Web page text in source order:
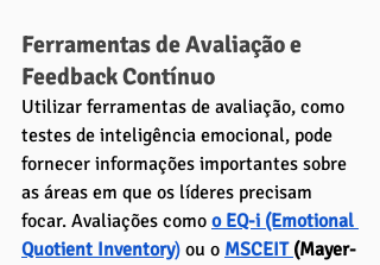
Ferramentas de Avaliação e
Feedback Contínuo
Utilizar ferramentas de avaliação, como
testes de inteligência emocional, pode
fornecer informações importantes sobre
as áreas em que os líderes precisam
focar. Avaliações como o EQ-i (Emotional
Quotient Inventory) ou o MSCEIT (Mayer-